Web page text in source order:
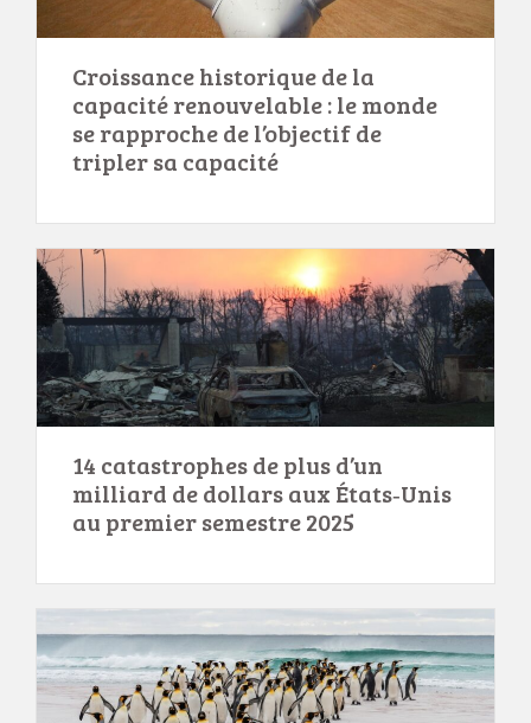
Croissance historique de la
capacité renouvelable : le monde
se rapproche de l’objectif de
tripler sa capacité
14 catastrophes de plus d’un
milliard de dollars aux États‑Unis
au premier semestre 2025